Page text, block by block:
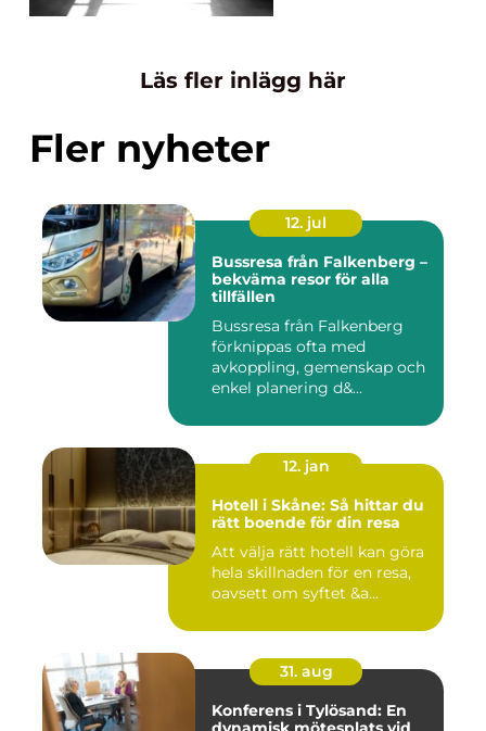
Läs fler inlägg här
Fler nyheter
12. jul
Bussresa från Falkenberg –
bekväma resor för alla
tillfällen
Bussresa från Falkenberg
förknippas ofta med
avkoppling, gemenskap och
enkel planering d&...
12. jan
Hotell i Skåne: Så hittar du
rätt boende för din resa
Att välja rätt hotell kan göra
hela skillnaden för en resa,
oavsett om syftet &a...
31. aug
Konferens i Tylösand: En